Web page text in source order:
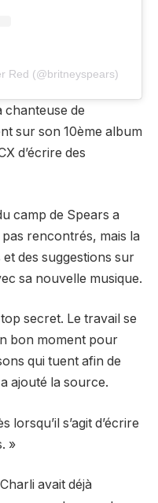
Red (@britneyspears)
chanteuse de
sur son 10ème album
d’écrire des
camp de Spears a
rencontrés, mais la
des suggestions sur
sa nouvelle musique.
secret. Le travail se
bon moment pour
qui tuent afin de
ajouté la source.
s’agit d’écrire
»
avait déjà